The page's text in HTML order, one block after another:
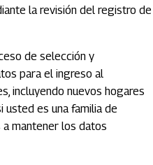
la revisión del registro de
de selección y
para el ingreso al
incluyendo nuevos hogares
usted es una familia de
a mantener los datos